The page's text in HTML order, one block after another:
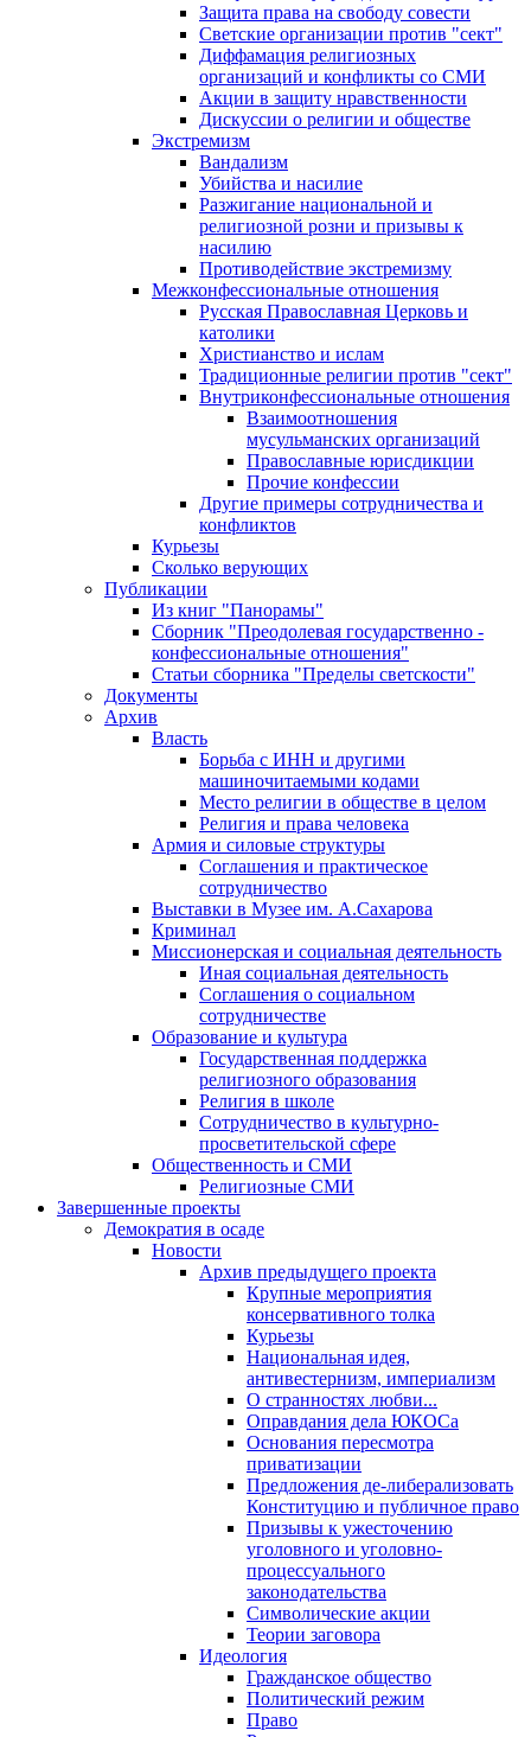
Защита права на свободу совести
Светские организации против "сект"
Диффамация религиозных
организаций и конфликты со СМИ
Акции в защиту нравственности
Дискуссии о религии и обществе
Экстремизм
Вандализм
Убийства и насилие
Разжигание национальной и
религиозной розни и призывы к
насилию
Противодействие экстремизму
Межконфессиональные отношения
Русская Православная Церковь и
католики
Христианство и ислам
Традиционные религии против "сект"
Внутриконфессиональные отношения
Взаимоотношения
мусульманских организаций
Православные юрисдикции
Прочие конфессии
Другие примеры сотрудничества и
конфликтов
Курьезы
Сколько верующих
Публикации
Из книг "Панорамы"
Сборник "Преодолевая государственно -
конфессиональные отношения"
Статьи сборника "Пределы светскости"
Документы
Архив
Власть
Борьба с ИНН и другими
машиночитаемыми кодами
Место религии в обществе в целом
Религия и права человека
Армия и силовые структуры
Соглашения и практическое
сотрудничество
Выставки в Музее им. А.Сахарова
Криминал
Миссионерская и социальная деятельность
Иная социальная деятельность
Соглашения о социальном
сотрудничестве
Образование и культура
Государственная поддержка
религиозного образования
Религия в школе
Сотрудничество в культурно-
просветительской сфере
Общественность и СМИ
Религиозные СМИ
Завершенные проекты
Демократия в осаде
Новости
Архив предыдущего проекта
Крупные мероприятия
консервативного толка
Курьезы
Национальная идея,
антивестернизм, империализм
О странностях любви...
Оправдания дела ЮКОСа
Основания пересмотра
приватизации
Предложения де-либерализовать
Конституцию и публичное право
Призывы к ужесточению
уголовного и уголовно-
процессуального
законодательства
Символические акции
Теории заговора
Идеология
Гражданское общество
Политический режим
Право